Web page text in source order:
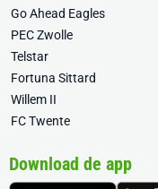
Go Ahead Eagles
PEC Zwolle
Telstar
Fortuna Sittard
Willem II
FC Twente
Download de app